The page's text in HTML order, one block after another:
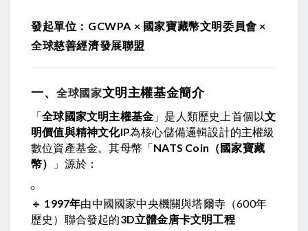
發起單位：GCWPA × 國家寶藏幣文明委員會 ×
全球慈善經濟發展聯盟
一、全球國家文明主權基金簡介
「全球國家文明主權基金 」是人類歷史上首個以文
明價值與精神文化IP為核心儲備邏輯設計的主權級
數位資產基金。其母幣「NATS Coin（國家寶藏
幣）
」源於：
🔹 1997年由中國國家中央機關與塔爾寺（600年
歷史）聯合發起的3D立體金唐卡文明工程